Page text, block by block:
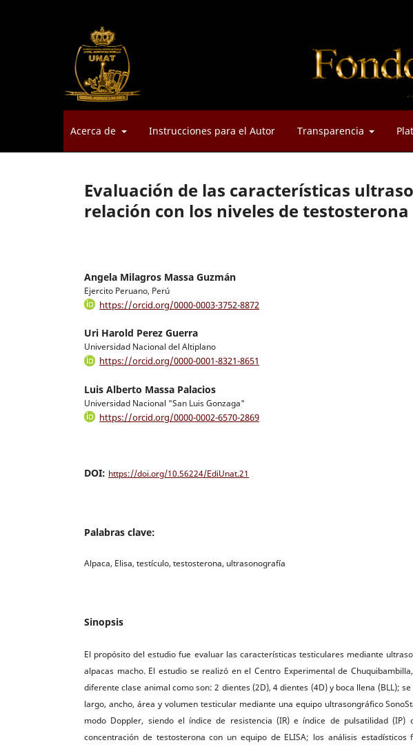
Acerca de Instrucciones para el Autor Transparencia
Evaluación de las características
relación con los niveles de testosterona
Angela Milagros Massa Guzmán
Ejercito Peruano, Perú
https://orcid.org/0000-0003-3752-8872
Uri Harold Perez Guerra
Universidad Nacional del Altiplano
https://orcid.org/0000-0001-8321-8651
Luis Alberto Massa Palacios
Universidad Nacional "San Luis Gonzaga"
https://orcid.org/0000-0002-6570-2869
DOI: https://doi.org/10.56224/EdiUnat.21
Palabras clave:
Alpaca, Elisa, testículo, testosterona, ultrasonografía
Sinopsis
El propósito del estudio fue evaluar las características testiculares mediante
alpacas macho. El estudio se realizó en el Centro Experimental de
diferente clase animal como son: 2 dientes (2D), 4 dientes (4D) y boca llena (BLL);
largo, ancho, área y volumen testicular mediante una equipo ultrasongráfico
modo Doppler, siendo el índice de resistencia (IR) e índice de pulsatilidad
concentración de testosterona con un equipo de ELISA; los análisis